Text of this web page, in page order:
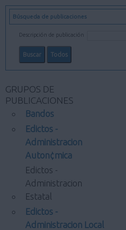
AYUDA
Búsqueda de publicaciones
Descripción de publicación
GRUPOS DE
PUBLICACIONES
Bandos
Edictos -
Administracion
Auton¢mica
Edictos -
Administracion
Estatal
Edictos -
Administracion Local